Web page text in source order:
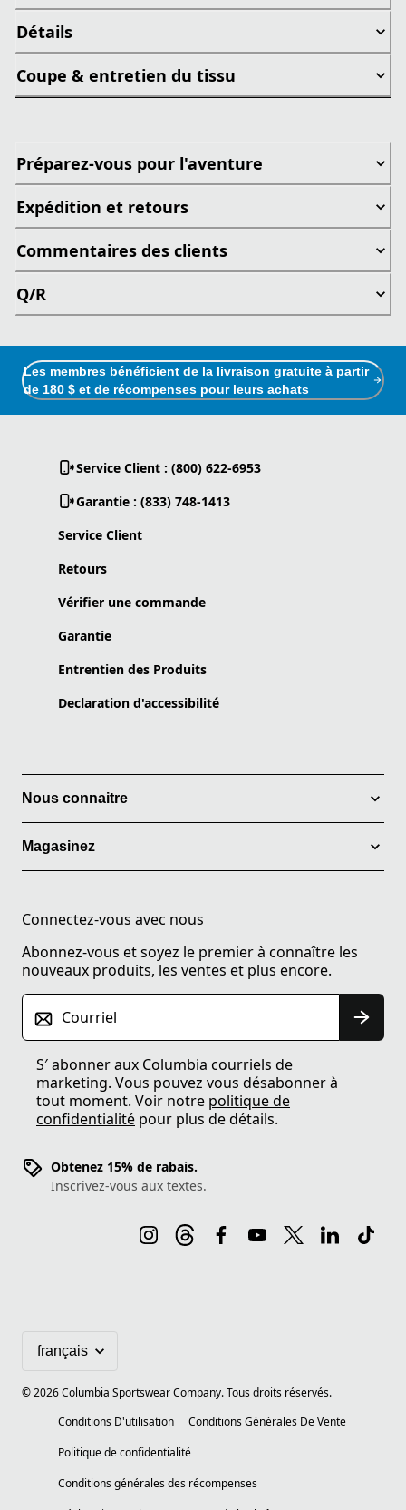
Détails
Coupe & entretien du tissu
Préparez-vous pour l'aventure
Expédition et retours
Commentaires des clients
Q/R
Les membres bénéficient de la livraison gratuite à partir
de 180 $ et de récompenses pour leurs achats
Service Client : (800) 622-6953
Garantie : (833) 748-1413
Service Client
Retours
Vérifier une commande
Garantie
Entrentien des Produits
Declaration d'accessibilité
Nous connaitre
Magasinez
Connectez-vous avec nous
Abonnez-vous et soyez le premier à connaître les
nouveaux produits, les ventes et plus encore.
Courriel
S′ abonner aux Columbia courriels de
marketing. Vous pouvez vous désabonner à
tout moment. Voir notre politique de
confidentialité pour plus de détails.
Obtenez 15% de rabais.
Inscrivez-vous aux textes.
©2026Columbia Sportswear Company. Tous droits réservés.
Conditions D'utilisation
Conditions Générales De Vente
Politique de confidentialité
Conditions générales des récompenses